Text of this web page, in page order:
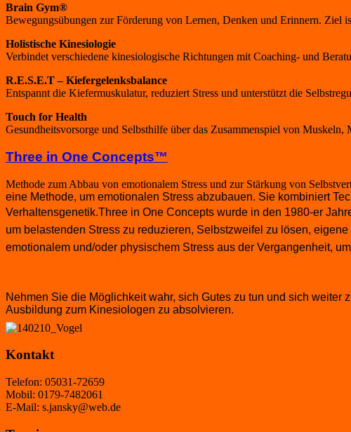
Brain Gym®
Bewegungsübungen zur Förderung von Lernen, Denken und Erinnern. Ziel
Holistische Kinesiologie
Verbindet verschiedene kinesiologische Richtungen mit Coaching- und
R.E.S.E.T – Kiefergelenksbalance
Entspannt die Kiefermuskulatur, reduziert Stress und unterstützt die
Touch for Health
Gesundheitsvorsorge und Selbsthilfe über das Zusammenspiel von Muskeln,
Three in One Concepts™
Methode zum Abbau von emotionalem Stress und zur Stärkung von
eine Methode, um emotionalen Stress abzubauen. Sie kombiniert
Verhaltensgenetik.Three in One Concepts wurde in den 1980-er
um belastenden Stress zu reduzieren, Selbstzweifel zu lösen,
emotionalem und/oder physischem Stress aus der Vergangenheit,
Nehmen Sie die Möglichkeit wahr, sich Gutes zu tun und sich
Ausbildung zum Kinesiologen zu absolvieren.
Kontakt
Telefon: 05031-72659
Mobil: 0179-7482061
E-Mail: s.jansky@web.de